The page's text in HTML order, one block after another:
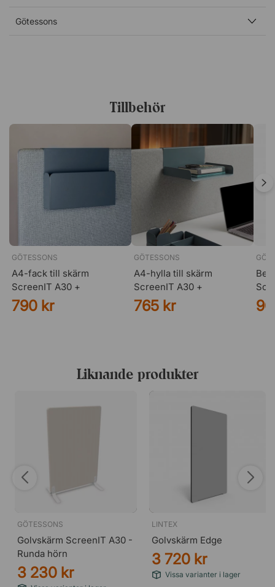
Vit (60000)
Beige (61008)
Götessons
Tillbehör
GÖTESSONS
A4-fack till skärm
ScreenIT A30 +
790 kr
GÖTESSONS
A4-hylla till skärm
ScreenIT A30 +
765 kr
Liknande produkter
GÖTESSONS
Golvskärm ScreenIT A30 -
Runda hörn
3 230 kr
LINTEX
Golvskärm Edge
3 720 kr
Vissa varianter i lager